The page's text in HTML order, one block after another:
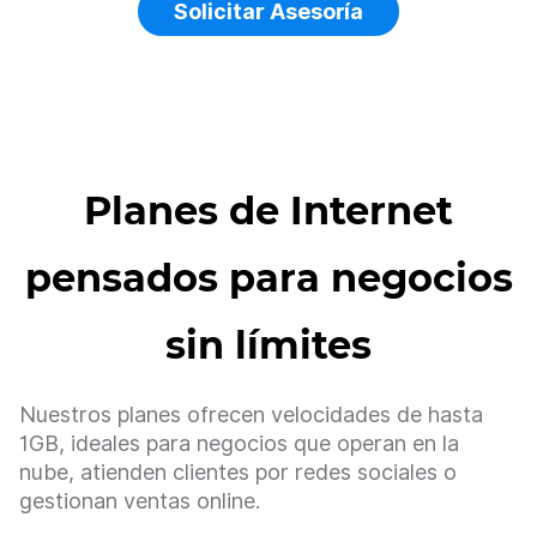
Solicitar Asesoría
Planes de Internet
pensados para negocios
sin límites
Nuestros planes ofrecen velocidades de hasta
1GB, ideales para negocios que operan en la
nube, atienden clientes por redes sociales o
gestionan ventas online.